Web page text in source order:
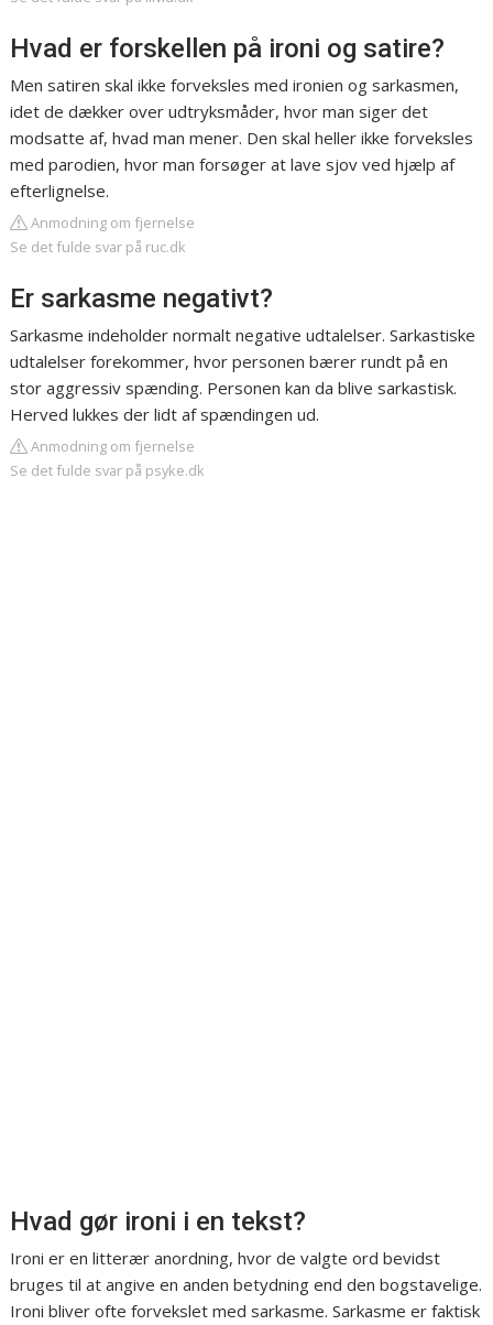
Hvad er forskellen på ironi og satire?
Men satiren skal ikke forveksles med ironien og sarkasmen,
idet de dækker over udtryksmåder, hvor man siger det
modsatte af, hvad man mener. Den skal heller ikke forveksles
med parodien, hvor man forsøger at lave sjov ved hjælp af
efterlignelse.
Anmodning om fjernelse
Se det fulde svar på ruc.dk
Er sarkasme negativt?
Sarkasme indeholder normalt negative udtalelser. Sarkastiske
udtalelser forekommer, hvor personen bærer rundt på en
stor aggressiv spænding. Personen kan da blive sarkastisk.
Herved lukkes der lidt af spændingen ud.
Anmodning om fjernelse
Se det fulde svar på psyke.dk
Hvad gør ironi i en tekst?
Ironi er en litterær anordning, hvor de valgte ord bevidst
bruges til at angive en anden betydning end den bogstavelige.
Ironi bliver ofte forvekslet med sarkasme. Sarkasme er faktisk